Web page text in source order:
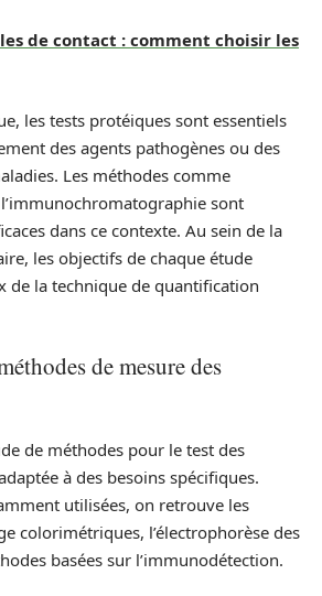
de contact : comment choisir les
les tests protéiques sont essentiels
des agents pathogènes ou des
Les méthodes comme
sont
dans ce contexte. Au sein de la
les objectifs de chaque étude
de la technique de quantification
de mesure des
de méthodes pour le test des
à des besoins spécifiques.
utilisées, on retrouve les
colorimétriques, l’électrophorèse des
basées sur l’immunodétection.